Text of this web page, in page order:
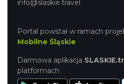
info@slaskie.travel
Portal powstał w ramach
Mobilne Śląskie
Darmowa aplikacja
platformach